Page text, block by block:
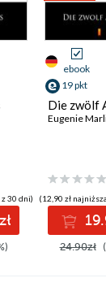
z 30 dni)
ebook
19 pkt
Die zwölf
Eugenie
(12,90 zł
24.90zł